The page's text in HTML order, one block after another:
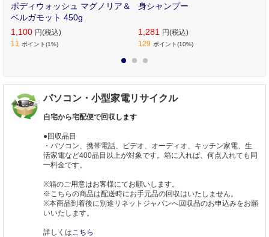
ボディウォッシュ マグノリア＆
ベルガモット 450g
1,100 円(税込)
11 ポイント(1%)
身シャンプー
1,281
円(税込)
129 ポイント(10%)
パソコン・小型家電リサイクル
自宅から宅配便で回収します
●回収品目
・パソコン、携帯電話、ビデオ、オーディオ、キッチン家電、生
活家電など400品目以上が対象です。箱に入れば、何点入れても同
一料金です。
※箱のご用意はお客様にてお願いします。
※こちらの商品は配送時にお手元品の回収はいたしません。
※本商品到着後に別途リネットジャパンへ回収品のお申込みをお願
いいたします。
詳しくはこちら